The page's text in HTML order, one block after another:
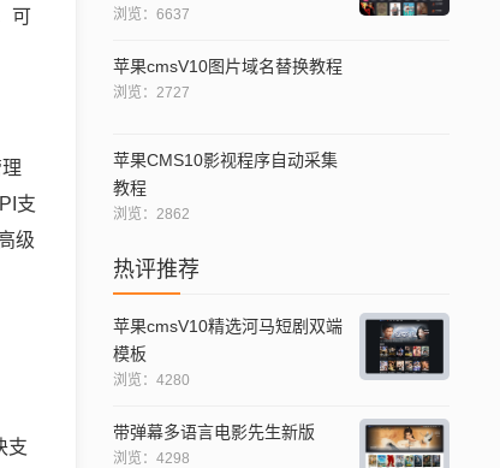
浏览：6637
苹果cmsV10图片域名替换教程
浏览：2727
苹果CMS10影视程序自动采集
教程
浏览：2862
热评推荐
苹果cmsV10精选河马短剧双端
模板
浏览：4280
带弹幕多语言电影先生新版
浏览：4298
可
支
级
支